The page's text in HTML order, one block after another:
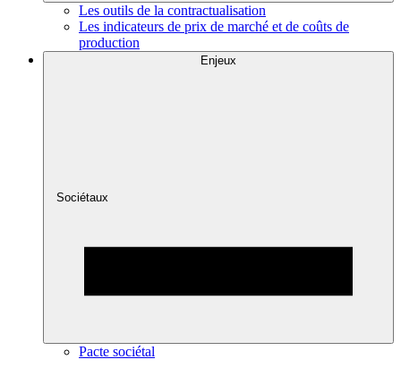
Les outils de la contractualisation
Les indicateurs de prix de marché et de coûts de
production
Enjeux
Sociétaux
Pacte sociétal